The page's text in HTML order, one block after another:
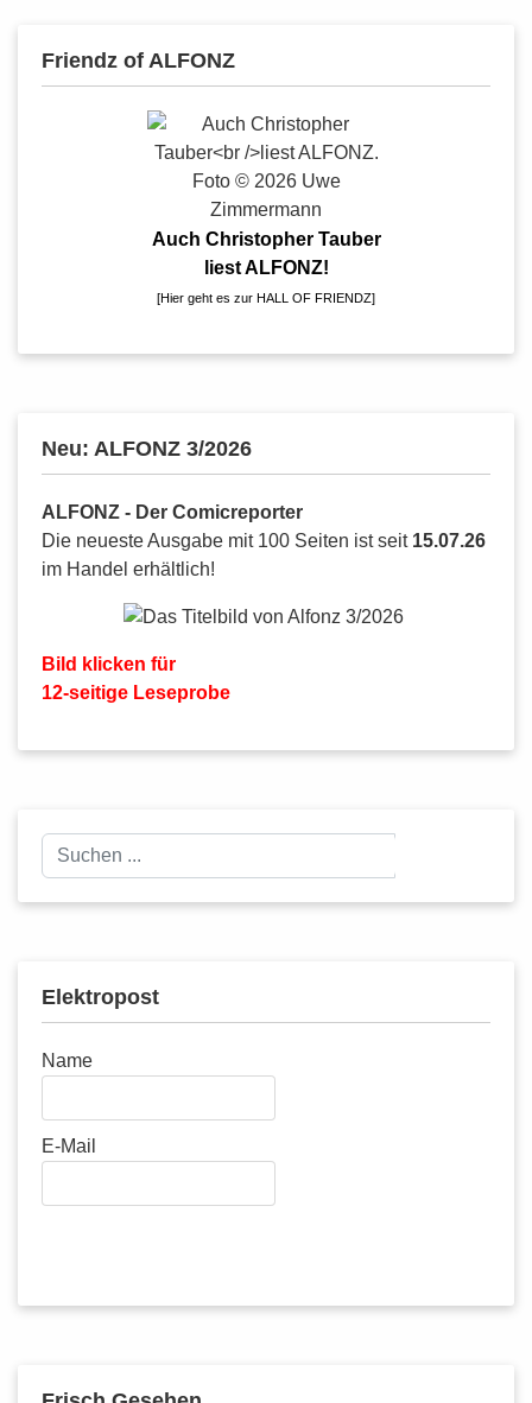
Friendz of ALFONZ
Auch Christopher Tauber
liest ALFONZ!
[Hier geht es zur HALL OF FRIENDZ]
Neu: ALFONZ 3/2026
ALFONZ - Der Comicreporter
Die neueste Ausgabe mit 100 Seiten ist seit 15.07.26
im Handel erhältlich!
Bild klicken für
12-seitige Leseprobe
Suchen
...
Elektropost
Name
E-Mail